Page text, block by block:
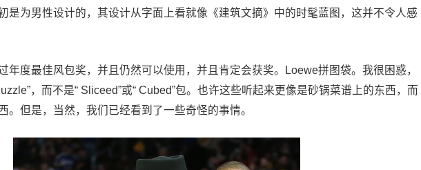
是为男性设计的，其设计从字面上看就像《建筑文摘》中的时髦蓝图，这并不令人感
年度最佳风包奖，并且仍然可以使用，并且肯定会获奖。Loewe拼图袋。我很困惑，
，而不是“ Sliceed”或“ Cubed”包。也许这些听起来更像是砂锅菜谱上的东西，而
。但是，当然，我们已经看到了一些奇怪的事情。